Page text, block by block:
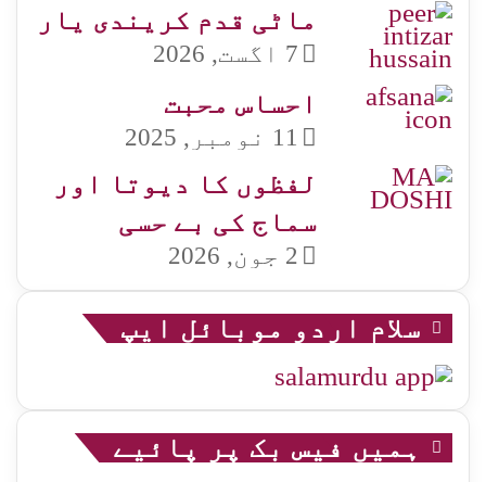
ماٹی قدم کریندی یار
7 اگست, 2026
احساس محبت
11 نومبر, 2025
لفظوں کا دیوتا اور
سماج کی بے حسی
2 جون, 2026
سلام اردو موبائل ایپ
ہمیں فیس بک پر پائیے